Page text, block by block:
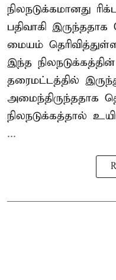
நிலநடுக்கமானது
பதிவாகி
மையம்
இந்த
தரைமட்டத்தில்
அமைந்திருந்ததாக
நிலநடுக்கத்தால்
...